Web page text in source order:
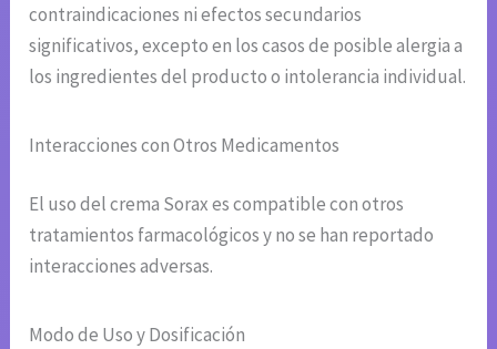
contraindicaciones ni efectos secundarios
significativos, excepto en los casos de posible alergia a
los ingredientes del producto o intolerancia individual.
Interacciones con Otros Medicamentos
El uso del crema Sorax es compatible con otros
tratamientos farmacológicos y no se han reportado
interacciones adversas.
Modo de Uso y Dosificación